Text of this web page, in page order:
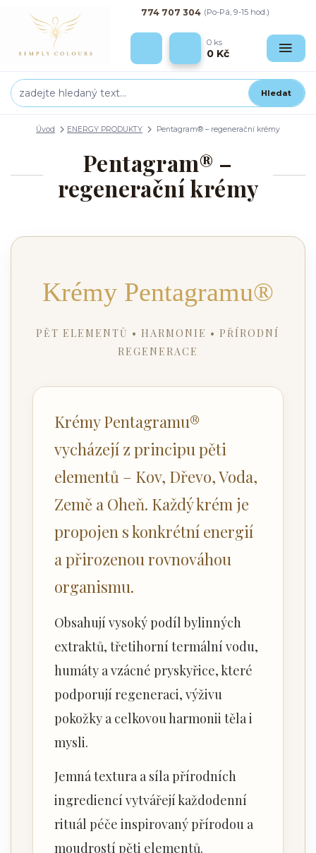
Hledat
774 707 304 (Po-Pá, 9-15 hod.)
0 ks
0 Kč
Úvod ENERGY PRODUKTY Pentagram® – regenerační krémy
Pentagram® –
regenerační krémy
Krémy Pentagramu®
PĚT ELEMENTŮ • HARMONIE • PŘÍRODNÍ
REGENERACE
Krémy Pentagramu®
vycházejí z principu pěti
elementů – Kov, Dřevo, Voda,
Země a Oheň. Každý krém je
propojen s konkrétní energií
a přirozenou rovnováhou
organismu.
Obsahují vysoký podíl bylinných
extraktů, třetihorní termální vodu,
humáty a vzácné pryskyřice, které
podporují regeneraci, výživu
pokožky a celkovou harmonii těla i
mysli.
Jemná textura a síla přírodních
ingrediencí vytvářejí každodenní
rituál péče inspirovaný přírodou a
moudrostí pěti elementů.